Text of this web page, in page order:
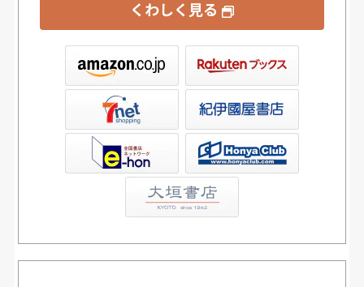
くわしく見る
書店ウェブストア